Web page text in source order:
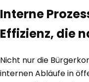
Interne
Effizienz, die
Nicht nur die
internen Abläufe in